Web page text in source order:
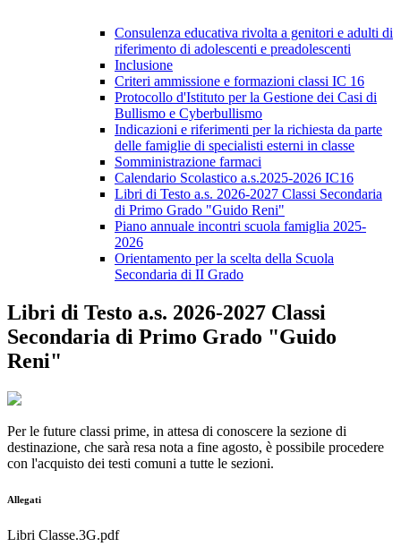
Consulenza educativa rivolta a genitori e adulti di
riferimento di adolescenti e preadolescenti
Inclusione
Criteri ammissione e formazioni classi IC 16
Protocollo d'Istituto per la Gestione dei Casi di
Bullismo e Cyberbullismo
Indicazioni e riferimenti per la richiesta da parte
delle famiglie di specialisti esterni in classe
Somministrazione farmaci
Calendario Scolastico a.s.2025-2026 IC16
Libri di Testo a.s. 2026-2027 Classi Secondaria
di Primo Grado "Guido Reni"
Piano annuale incontri scuola famiglia 2025-
2026
Orientamento per la scelta della Scuola
Secondaria di II Grado
Libri di Testo a.s. 2026-2027 Classi
Secondaria di Primo Grado "Guido
Reni"
Per le future classi prime, in attesa di conoscere la sezione di
destinazione, che sarà resa nota a fine agosto, è possibile procedere
con l'acquisto dei testi comuni a tutte le sezioni.
Allegati
Libri Classe.3G.pdf